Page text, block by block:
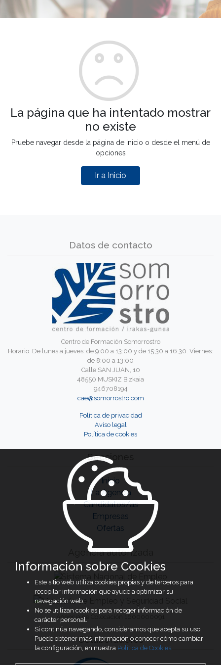
La página que ha intentado mostrar
no existe
Pruebe navegar desde la página de inicio o desde el menú de
opciones
Ir a Inicio
Datos de contacto
Centro de Formación Somorrostro
Horario: De lunes a jueves: de 9:00 a 13:00 y de 15:30 a 16:30. Viernes:
de 8:00 a 13:00
Calle SAN JUAN, 10
48550 MUSKIZ Bizkaia
946708194
cae@somorrostro.com
Política de privacidad
Aviso legal
Política de cookies
Secciones
Inicio
La Agencia
Candidatos/as
Empresas
Ofertas
Agencia autorizada
Agencia de Colocación 1600000091
Colaboradores
Información sobre Cookies
Este sitio web utiliza cookies propias y de terceros para
recopilar información que ayude a optimizar su
navegación web.
No se utilizan cookies para recoger información de
carácter personal.
Si continúa navegando, consideramos que acepta su uso.
Puede obtener más información o conocer cómo cambiar
la configuración, en nuestra Política de Cookies.